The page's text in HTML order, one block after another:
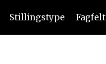
Stillingstype Fagfelt